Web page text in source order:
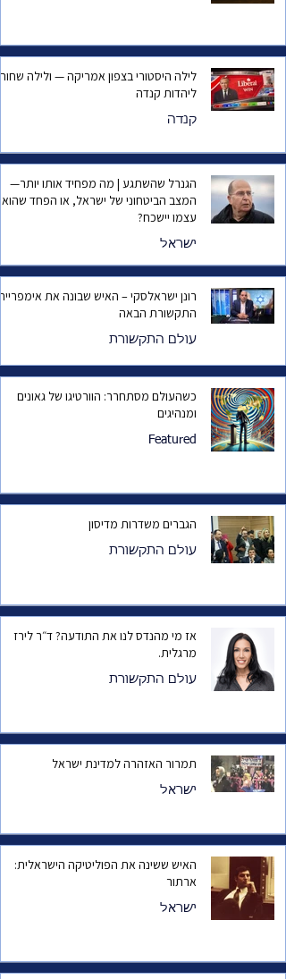
לילה היסטורי בצפון אמריקה — ולילה שחור
ליהדות קנדה
קנדה
הגנרל שהשתגע | מה מפחיד אותו יותר—
המצב הביטחוני של ישראל, או הפחד שהוא
עצמו יישכח?
ישראל
רונן ישראלסקי – האיש שבונה את
התקשורת הבאה
עולם התקשורת
כשהעולם מסתחרר: הוורטיגו של גאונים
ומנהיגים
Featured
הגברים משדרות מדיסון
עולם התקשורת
אז מי מהנדס לנו את התודעה? ד״ר לירז
מרגלית.
עולם התקשורת
תמרור האזהרה למדינת ישראל
ישראל
האיש ששינה את הפוליטיקה הישראלית:
ארתור
ישראל